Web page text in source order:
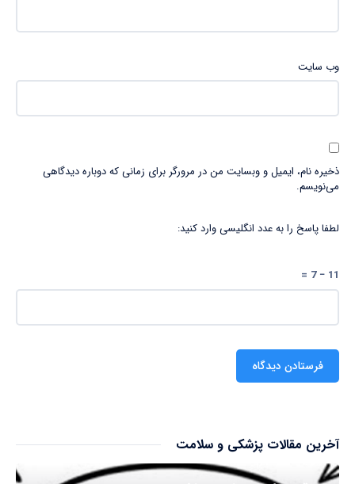
وب‌ سایت
ذخیره نام، ایمیل و وبسایت من در مرورگر برای زمانی که دوباره دیدگاهی
می‌نویسم.
لطفا پاسخ را به عدد انگلیسی وارد کنید:
11 − 7 =
آخرین مقالات پزشکی و سلامت